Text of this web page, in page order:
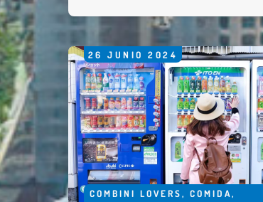
26 JUNIO 2024
COMBINI LOVERS,COMIDA,